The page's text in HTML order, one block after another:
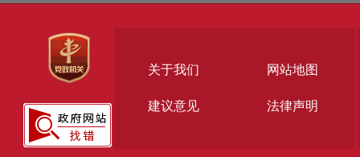
关于我们 网站地图
建议意见 法律声明